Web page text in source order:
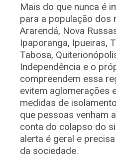
Mais do que nunca é
para a população dos
Ararendá, Nova
Ipaporanga, Ipueiras,
Tabosa,
Independência e o
compreendem essa
evitem aglomerações
medidas de
que pessoas venham
conta do colapso do
alerta é geral e
da sociedade.